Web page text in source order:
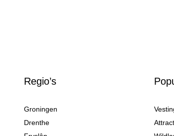
Regio’s
Groningen
Drenthe